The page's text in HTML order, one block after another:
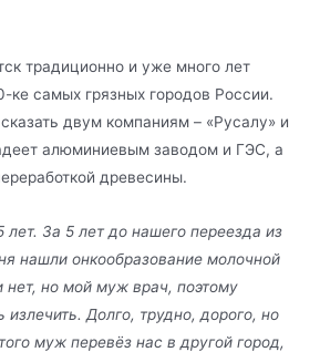
традиционно и уже много лет
ке самых грязных городов России.
двум компаниям – «Русалу» и
алюминиевым заводом и ГЭС, а
древесины.
лет. За 5 лет до нашего переезда из
нашли онкообразование молочной
нет, но мой муж врач, поэтому
излечить. Долго, трудно, дорого, но
муж перевёз нас в другой город,